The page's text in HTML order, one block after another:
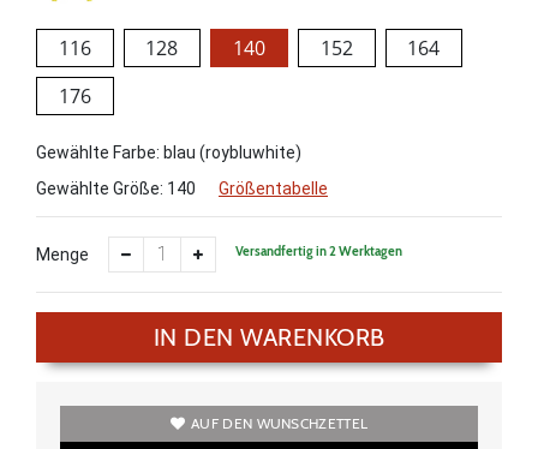
116 128 140 152
164
176
Gewählte Farbe: blau (roybluwhite)
Gewählte Größe: 140 Größentabelle
Menge Versandfertig in 2 Werktagen
IN DEN WARENKORB
AUF DEN WUNSCHZETTEL